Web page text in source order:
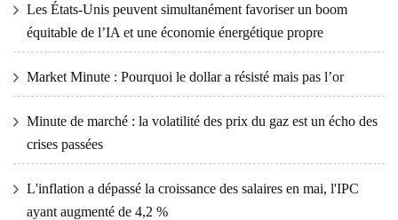
Les États-Unis peuvent simultanément favoriser un boom
équitable de l’IA et une économie énergétique propre
Market Minute : Pourquoi le dollar a résisté mais pas l’or
Minute de marché : la volatilité des prix du gaz est un écho des
crises passées
L'inflation a dépassé la croissance des salaires en mai, l'IPC
ayant augmenté de 4,2 %